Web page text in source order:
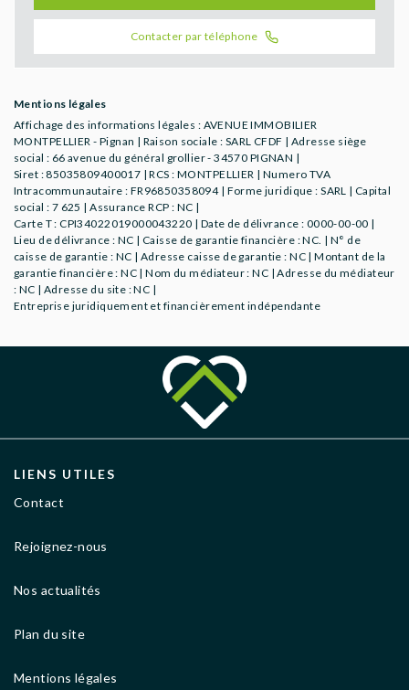
Contacter par téléphone
Mentions légales
Affichage des informations légales : AVENUE IMMOBILIER
MONTPELLIER - Pignan | Raison sociale : SARL CFDF | Adresse siège
social : 66 avenue du général grollier - 34570 PIGNAN |
Siret : 85035809400017 | RCS : MONTPELLIER | Numero TVA
Intracommunautaire : FR96850358094 | Forme juridique : SARL | Capital
social : 7 625 | Assurance RCP : NC |
Carte T : CPI34022019000043220 | Date de délivrance : 0000-00-00 |
Lieu de délivrance : NC | Caisse de garantie financière : NC. | N° de
caisse de garantie : NC | Adresse caisse de garantie : NC | Montant de la
garantie financière : NC | Nom du médiateur : NC | Adresse du médiateur
: NC | Adresse du site : NC |
Entreprise juridiquement et financièrement indépendante
LIENS UTILES
Contact
Rejoignez-nous
Nos actualités
Plan du site
Mentions légales